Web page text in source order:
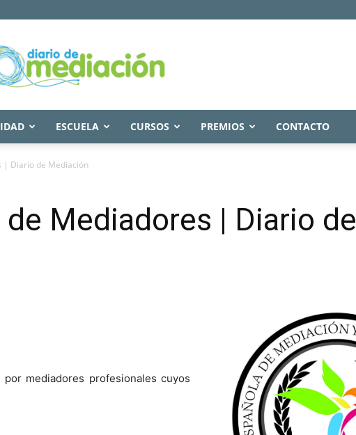
Diario
de
ESCUELA CURSOS PREMIOS CONTACTO
| Diario de Mediación
Mediadores | Diario de
por mediadores profesionales cuyos